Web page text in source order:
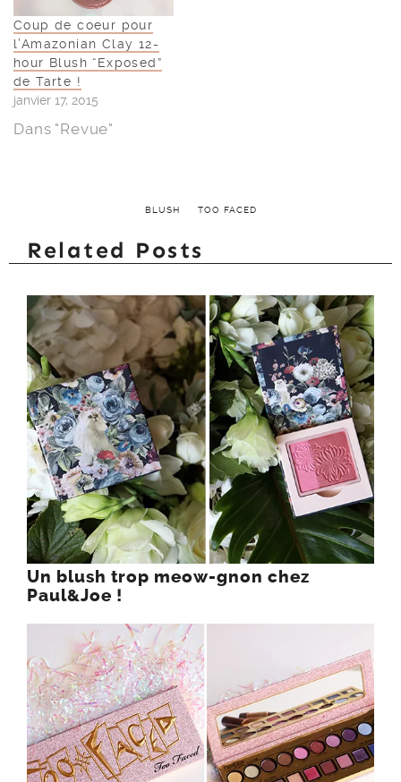
Coup de coeur pour
l’Amazonian Clay 12-
hour Blush “Exposed”
de Tarte !
janvier 17, 2015
Dans "Revue"
BLUSH TOO FACED
Related Posts
Un blush trop meow-gnon chez
Paul&Joe !